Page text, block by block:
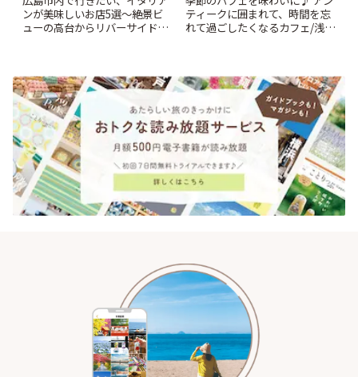
ンが美味しいお店5選〜絶景ビ
ューの高台からリバーサイドま
ティークに囲まれて、時間を忘
れて過ごしたくなるカフェ/浅草